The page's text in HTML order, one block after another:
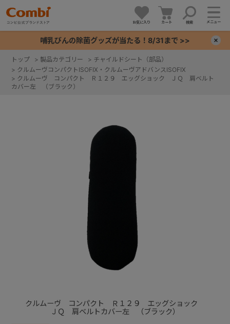
お気に入り カート 検索 メニュー
哺乳びんの除菌グッズが当たる！8/31まで >>
トップ > 製品カテゴリー > チャイルドシート（部品）
> クルムーヴコンパクトISOFIX・クルムーヴアドバンスISOFIX
> クルムーヴ コンパクト Ｒ１２９ エッグショック ＪＱ 肩ベルト
カバー左 （ブラック）
クルムーヴ コンパクト Ｒ１２９ エッグショック
ＪＱ 肩ベルトカバー左 （ブラック）